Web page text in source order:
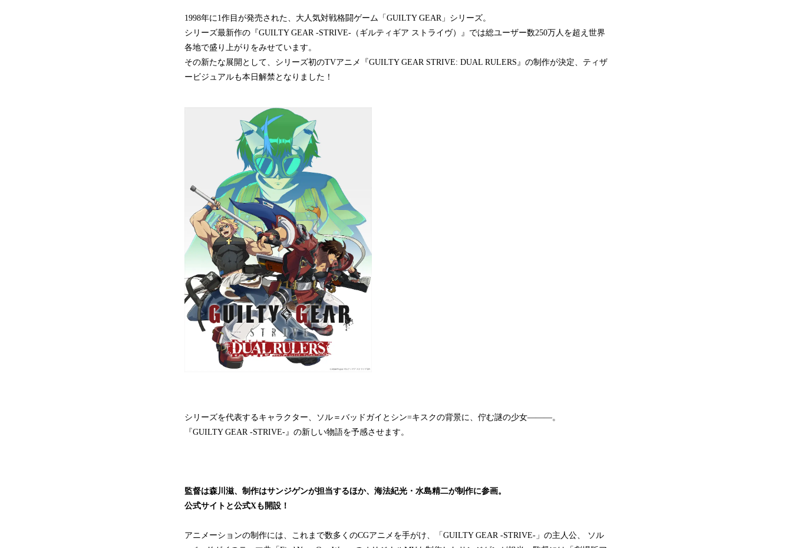
で
す
1998年に1作目が発売された、大人気対戦格闘ゲーム「GUILTY GEAR」シリーズ。
シリーズ最新作の『GUILTY GEAR -STRIVE-（ギルティギア ストライヴ）』では総ユーザー数250万人を超え世界
各地で盛り上がりをみせています。
その新たな展開として、シリーズ初のTVアニメ『GUILTY GEAR STRIVE: DUAL RULERS』の制作が決定、ティザ
ービジュアルも本日解禁となりました！
シリーズを代表するキャラクター、ソル＝バッドガイとシン=キスクの背景に、佇む謎の少女―――。
『GUILTY GEAR -STRIVE-』の新しい物語を予感させます。
監督は森川滋、制作はサンジゲンが担当するほか、海法紀光・水島精二が制作に参画。
公式サイトと公式Xも開設！
アニメーションの制作には、これまで数多くのCGアニメを手がけ、「GUILTY GEAR -STRIVE-」の主人公、 ソル